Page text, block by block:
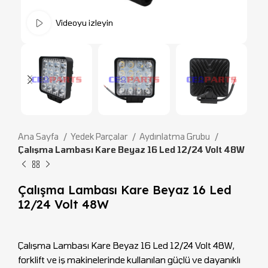
Videoyu izleyin
Ana Sayfa Yedek Parçalar
Aydınlatma Grubu
Çalışma Lambası Kare Beyaz 16 Led 12/24 Volt 48W
Çalışma Lambası Kare Beyaz 16 Led
12/24 Volt 48W
Çalışma Lambası Kare Beyaz 16 Led 12/24 Volt 48W,
forklift ve iş makinelerinde kullanılan güçlü ve dayanıklı